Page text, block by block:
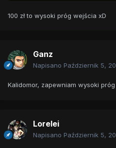
100 zł to wysoki próg wejścia xD
Ganz
Napisano Październik 5,
Kalidomor, zapewniam wysoki
Lorelei
Napisano Październik 5,